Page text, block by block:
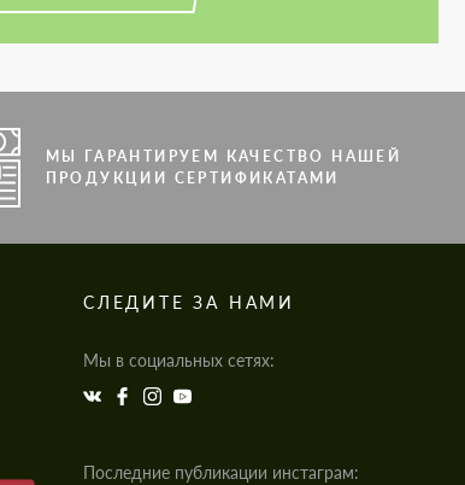
МЫ ГАРАНТИРУЕМ КАЧЕСТВО НАШЕЙ
ПРОДУКЦИИ СЕРТИФИКАТАМИ
СЛЕДИТЕ ЗА НАМИ
Мы в социальных сетях:
Последние публикации инстаграм: